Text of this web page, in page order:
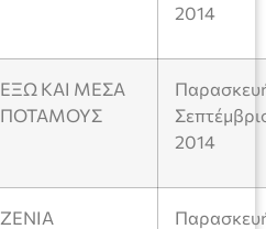
2014
ΕΞΩ ΚΑΙ ΜΕΣΑ
ΠΟΤΑΜΟΥΣ
2014
ΖΕΝΙΑ